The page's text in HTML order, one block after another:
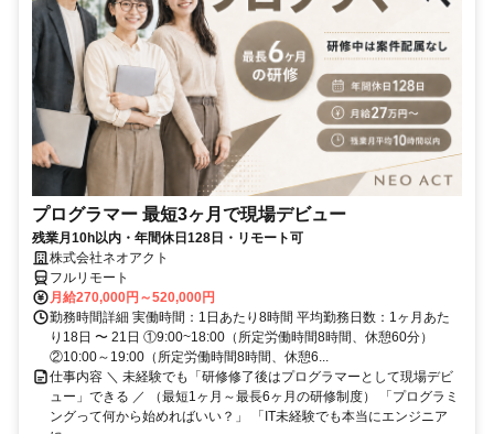
プログラマー 最短3ヶ月で現場デビュー
残業月10h以内・年間休日128日・リモート可
株式会社ネオアクト
フルリモート
月給270,000円～520,000円
勤務時間詳細 実働時間：1日あたり8時間 平均勤務日数：1ヶ月あた
り18日 〜 21日 ①9:00~18:00（所定労働時間8時間、休憩60分）
②10:00～19:00（所定労働時間8時間、休憩6...
仕事内容 ＼ 未経験でも「研修修了後はプログラマーとして現場デビ
ュー」できる ／ （最短1ヶ月～最長6ヶ月の研修制度） 「プログラミ
ングって何から始めればいい？」 「IT未経験でも本当にエンジニア